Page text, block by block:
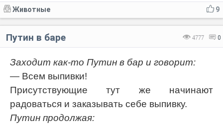
9
Животные
4777 0
Путин в баре
Заходит как-то Путин в бар и говорит:
— Всем выпивки!
Присутствующие тут же начинают
радоваться и заказывать себе выпивку.
Путин продолжая: